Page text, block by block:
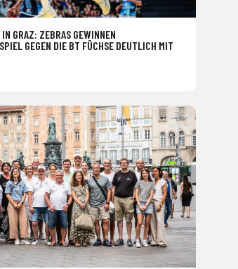
GRAZ: ZEBRAS GEWINNEN
GEGEN DIE BT FÜCHSE DEUTLICH MIT